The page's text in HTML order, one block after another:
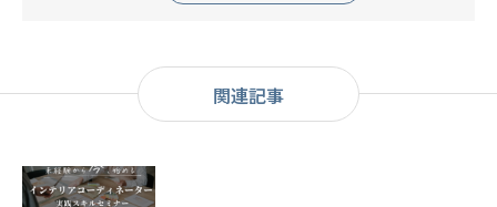
関連記事